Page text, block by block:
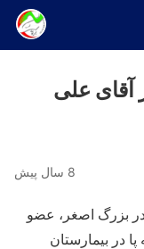
آقای علی
8 سال پیش
بزرگ اصغر، عضو
در بیمارستان